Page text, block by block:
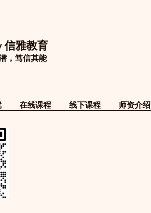
信雅教育
，笃信其能
在线课程 线下课程 师资介绍